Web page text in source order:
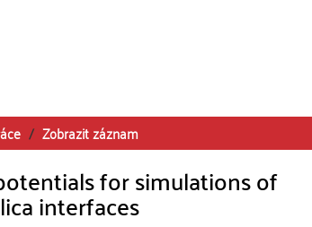
Zobrazit záznam
for simulations of
interfaces